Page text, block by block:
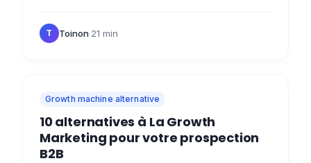
Waalaxy ? 😬 😉…
T Toinon·21 min
Growth machine alternative
10 alternatives à La Growth
Marketing pour votre prospection
B2B